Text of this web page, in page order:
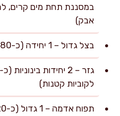
במסננת תחת מים קרים,
אבק)
בצל גדול – 1 יחידה (כ-180 גרם, קלוף וקצוץ דק)
לקוביות קטנות)